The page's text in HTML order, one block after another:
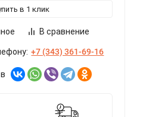
в 1 клик
В сравнение
+7 (343) 361-69-16
в